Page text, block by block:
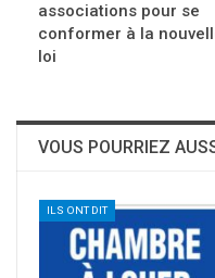
associations pour se
conformer à la
loi
VOUS POURRIEZ
ILS ONT DIT